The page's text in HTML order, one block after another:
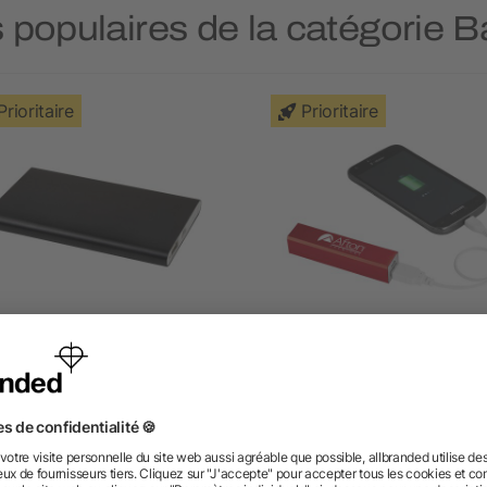
populaires de la catégorie
Batterie de secours en
de 4000 mAh Pep
dès 4,39 €
Prioritaire
dès 3,04 €